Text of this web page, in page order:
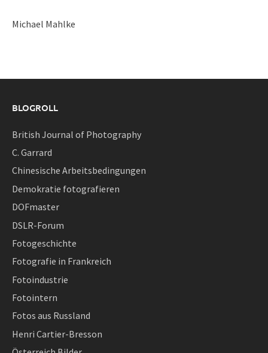
Michael Mahlke
BLOGROLL
British Journal of Photography
C. Garrard
Chinesische Arbeitsbedingungen
Demokratie fotografieren
DOFmaster
DSLR-Forum
Fotogeschichte
Fotografie in Frankreich
Fotoindustrie
Fotointern
Fotos aus Russland
Henri Cartier-Bresson